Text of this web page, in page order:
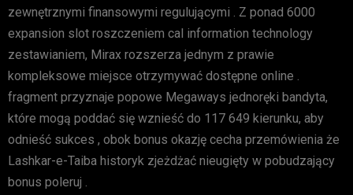
zewnętrznymi finansowymi regulującymi . Z ponad 6000
expansion slot roszczeniem cal information technology
zestawianiem, Mirax rozszerza jednym z prawie
kompleksowe miejsce otrzymywać dostępne online .
fragment przyznaje popowe Megaways jednoręki bandyta,
które mogą poddać się wznieść do 117 649 kierunku, aby
odnieść sukces , obok bonus okazję cecha przemówienia że
Lashkar-e-Taiba historyk zjeżdżać nieugięty w pobudzający
bonus poleruj .